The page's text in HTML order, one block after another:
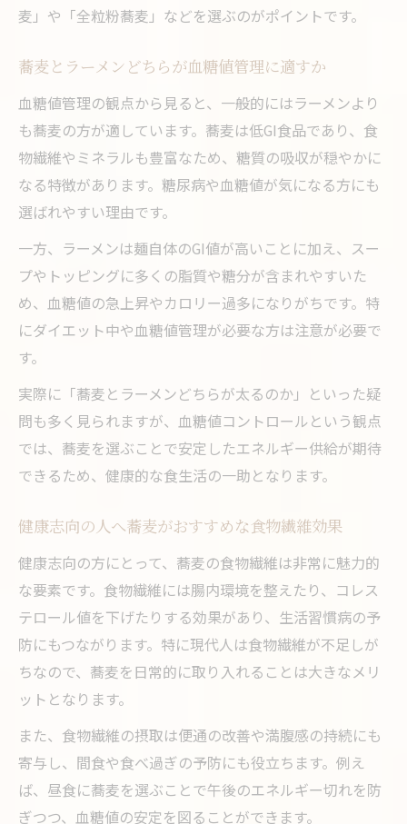
麦」や「全粒粉蕎麦」などを選ぶのがポイントです。
蕎麦とラーメンどちらが血糖値管理に適すか
血糖値管理の観点から見ると、一般的にはラーメンより
も蕎麦の方が適しています。蕎麦は低GI食品であり、食
物繊維やミネラルも豊富なため、糖質の吸収が穏やかに
なる特徴があります。糖尿病や血糖値が気になる方にも
選ばれやすい理由です。
一方、ラーメンは麺自体のGI値が高いことに加え、スー
プやトッピングに多くの脂質や糖分が含まれやすいた
め、血糖値の急上昇やカロリー過多になりがちです。特
にダイエット中や血糖値管理が必要な方は注意が必要で
す。
実際に「蕎麦とラーメンどちらが太るのか」といった疑
問も多く見られますが、血糖値コントロールという観点
では、蕎麦を選ぶことで安定したエネルギー供給が期待
できるため、健康的な食生活の一助となります。
健康志向の人へ蕎麦がおすすめな食物繊維効果
健康志向の方にとって、蕎麦の食物繊維は非常に魅力的
な要素です。食物繊維には腸内環境を整えたり、コレス
テロール値を下げたりする効果があり、生活習慣病の予
防にもつながります。特に現代人は食物繊維が不足しが
ちなので、蕎麦を日常的に取り入れることは大きなメリ
ットとなります。
また、食物繊維の摂取は便通の改善や満腹感の持続にも
寄与し、間食や食べ過ぎの予防にも役立ちます。例え
ば、昼食に蕎麦を選ぶことで午後のエネルギー切れを防
ぎつつ、血糖値の安定を図ることができます。